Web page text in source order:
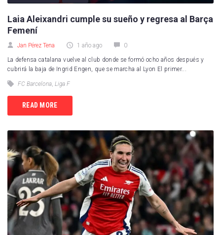
Laia Aleixandri cumple su sueño y regresa al Barça
Femení
Jan Pérez Tena 1 año ago 0
La defensa catalana vuelve al club donde se formó ocho años después y
cubrirá la baja de Ingrid Engen, que se marcha al Lyon El primer...
FC Barcelona Liga F
READ MORE